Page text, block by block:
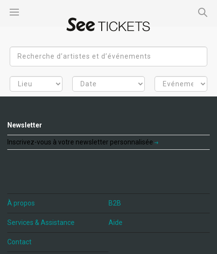
Newsletter
Inscrivez-vous à votre newsletter personnalisée
À propos B2B
Services & Assistance Aide
Contact